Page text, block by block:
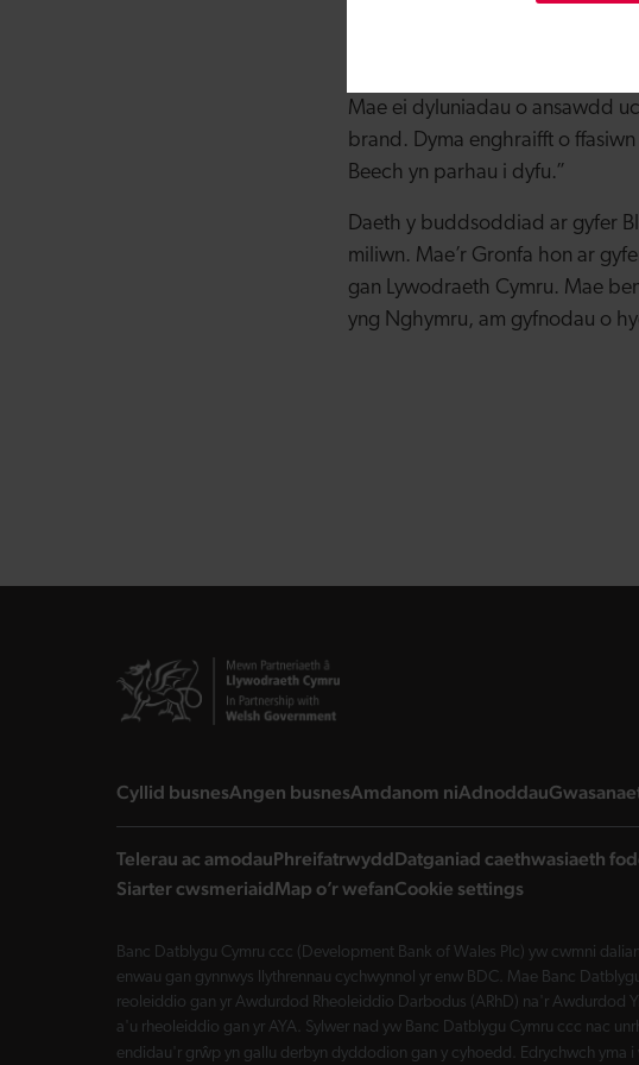
Mae ei dyluniadau o ansawdd
brand. Dyma enghraifft o
Beech yn parhau i dyfu.”
Daeth y buddsoddiad ar gyfer
miliwn. Mae’r Gronfa hon ar
gan Lywodraeth Cymru. Mae
yng Nghymru, am gyfnodau o
Cyllid busneslanding page
Angen busneslanding page
Amdanom nilanding page
Adnoddaulanding
Telerau ac amodauPhreifatrwyddDatganiad caethwasiaeth
Siarter cwsmeriaidMap o’r wefanCookie settings
Banc Datblygu Cymru ccc (Development Bank of Wales Plc) yw cwmni
enwau gan gynnwys llythrennau cychwynnol yr enw BDC. Mae Banc
reoleiddio gan yr Awdurdod Rheoleiddio Darbodus (ARhD) na'r Awdurdod
a'u rheoleiddio gan yr AYA. Sylwer nad yw Banc Datblygu Cymru ccc nac
endidau'r grŵp yn gallu derbyn dyddodion gan y cyhoedd. Edrychwch yma i